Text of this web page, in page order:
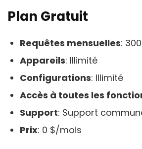
Plan Gratuit
Requêtes mensuelles:
Appareils: Illimité
Configurations: Illimité
Accès à toutes les
Support: Support
Prix: 0 $/mois